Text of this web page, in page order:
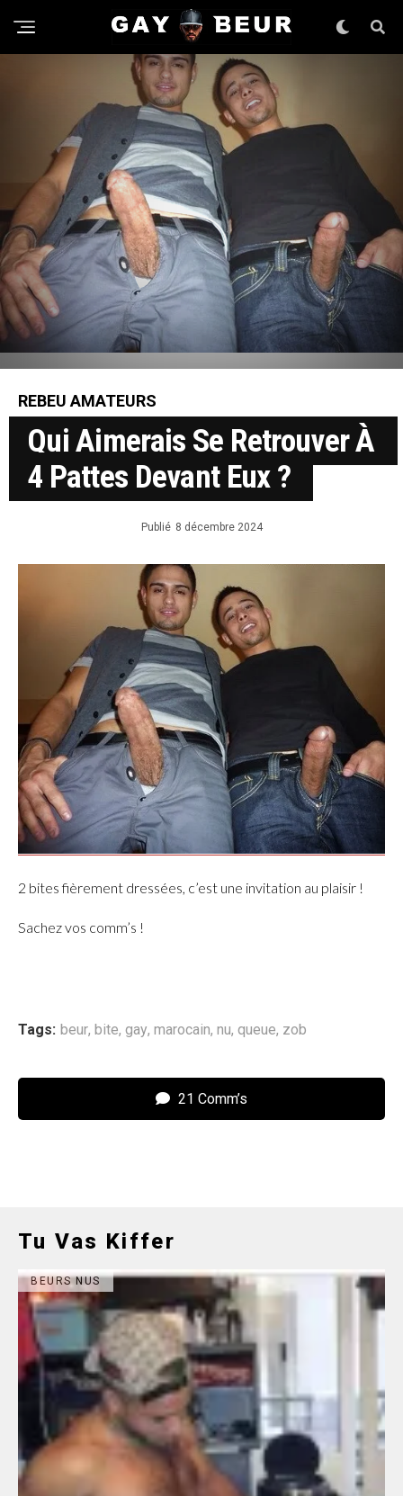
REBEU AMATEURS
Qui Aimerais Se Retrouver À
4 Pattes Devant Eux ?
Publié 8 décembre 2024
2 bites fièrement dressées, c’est une invitation au plaisir !
Sachez vos comm’s !
Tags: beur, bite, gay, marocain, nu, queue, zob
21 Comm’s
Tu Vas Kiffer
BEURS NUS